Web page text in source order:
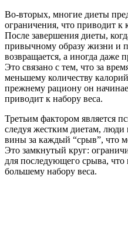
Во-вторых, многие диеты
ограничения, что приводит к
После завершения диеты,
привычному образу жизни и
возвращается, а иногда даже
Это связано с тем, что за
меньшему количеству
прежнему рациону он
приводит к набору веса.
Третьим фактором является
следуя жестким диетам,
вины за каждый “срыв”, что
Это замкнутый круг:
для последующего срыва,
большему набору веса.